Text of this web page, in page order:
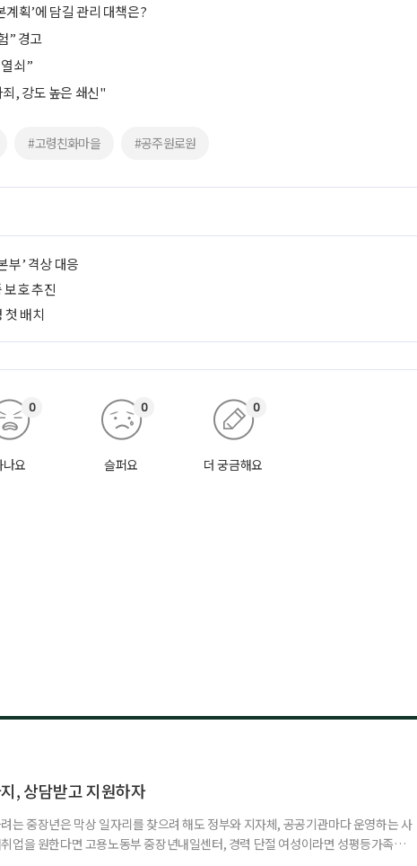
획’에 담길 관리 대책은?
” 경고
쇠”
, 강도 높은 쇄신"
#고령친화마을 #공주원로원
’ 격상 대응
호 추진
첫 배치
나요
0
슬퍼요
0
더 궁금해요
0
, 상담받고 지원하자
는 중장년은 막상 일자리를 찾으려 해도 정부와 지자체, 공공기관마다 운영하는 사
업을 원한다면 고용노동부 중장년내일센터, 경력 단절 여성이라면 성평등가족부